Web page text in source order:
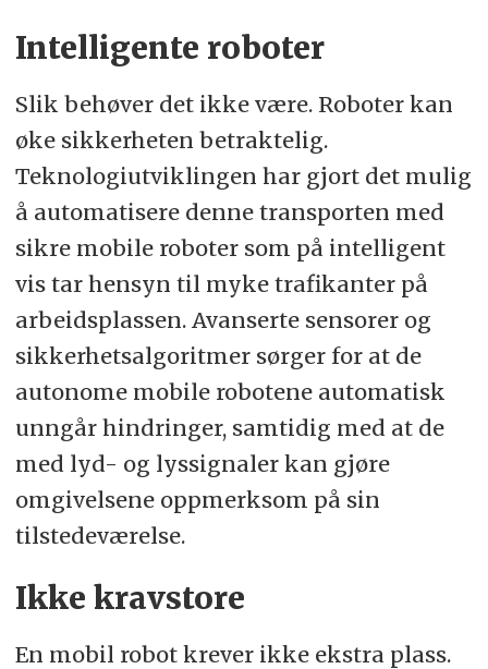
Intelligente roboter
Slik behøver det ikke være. Roboter kan
øke sikkerheten betraktelig.
Teknologiutviklingen har gjort det mulig
å automatisere denne transporten med
sikre mobile roboter som på intelligent
vis tar hensyn til myke trafikanter på
arbeidsplassen. Avanserte sensorer og
sikkerhetsalgoritmer sørger for at de
autonome mobile robotene automatisk
unngår hindringer, samtidig med at de
med lyd- og lyssignaler kan gjøre
omgivelsene oppmerksom på sin
tilstedeværelse.
Ikke kravstore
En mobil robot krever ikke ekstra plass.